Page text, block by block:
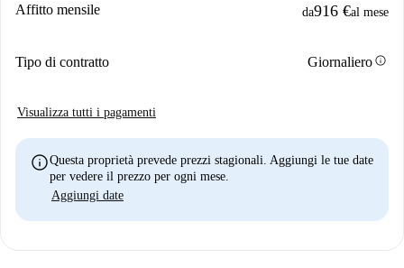
Affitto mensile da916 €al mese
Tipo di contratto Giornalieroinfo
Visualizza tutti i pagamenti
infoQuesta proprietà prevede prezzi stagionali. Aggiungi le tue date
per vedere il prezzo per ogni mese.
Aggiungi date